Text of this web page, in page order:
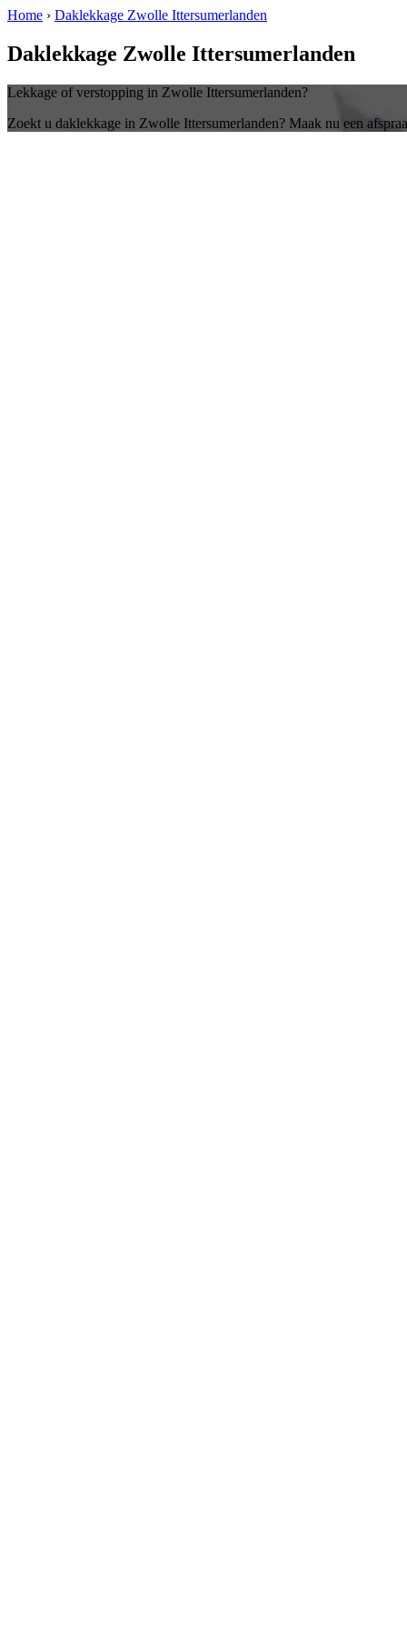
Home › Daklekkage Zwolle Ittersumerlanden
Daklekkage Zwolle Ittersumerlanden
Lekkage of verstopping in Zwolle Ittersumerlanden?
Zoekt u daklekkage in Zwolle Ittersumerlanden? Maak nu een